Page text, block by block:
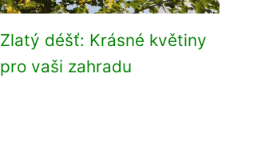
Zlatý déšť: Krásné květiny
pro vaši zahradu